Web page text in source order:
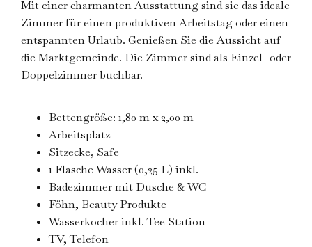
Mit einer charmanten Ausstattung sind sie das ideale
Zimmer für einen produktiven Arbeitstag oder einen
entspannten Urlaub. Genießen Sie die Aussicht auf
die Marktgemeinde. Die Zimmer sind als Einzel- oder
Doppelzimmer buchbar.
Bettengröße: 1,80 m x 2,00 m
Arbeitsplatz
Sitzecke, Safe
1 Flasche Wasser (0,25 L) inkl.
Badezimmer mit Dusche & WC
Föhn, Beauty Produkte
Wasserkocher inkl. Tee Station
TV, Telefon